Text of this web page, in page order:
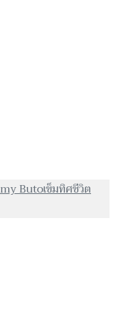
Butoหมวด
เข็มทิศชีวิต